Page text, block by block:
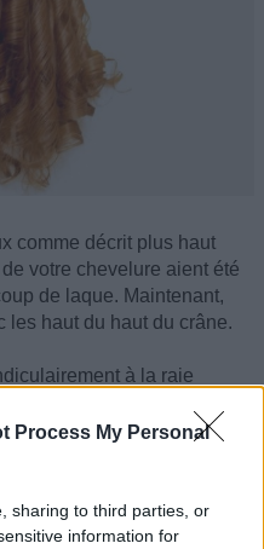
Process My Personal
sharing to third parties, or
information for
comme décrit plus haut
votre chevelure aient été
de laque. Maintenant,
les haut du haut du crâne.
à la raie
puis passez un peigne
ajouter du volume, faites
Ensuite, faites tenir cette
un peu de laque sur